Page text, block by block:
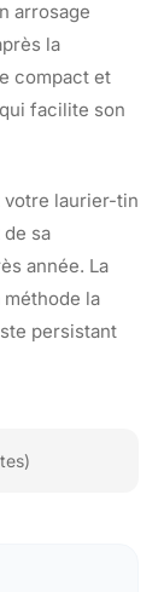
arrosage
la
compact et
facilite son
votre laurier-tin
sa
année. La
la
persistant